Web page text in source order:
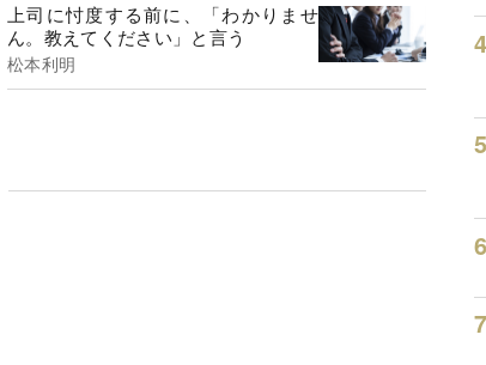
上司に忖度する前に、「わかりませ
ん。教えてください」と言う
松本利明